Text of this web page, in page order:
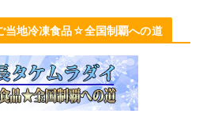
地冷凍食品☆全国制覇への道